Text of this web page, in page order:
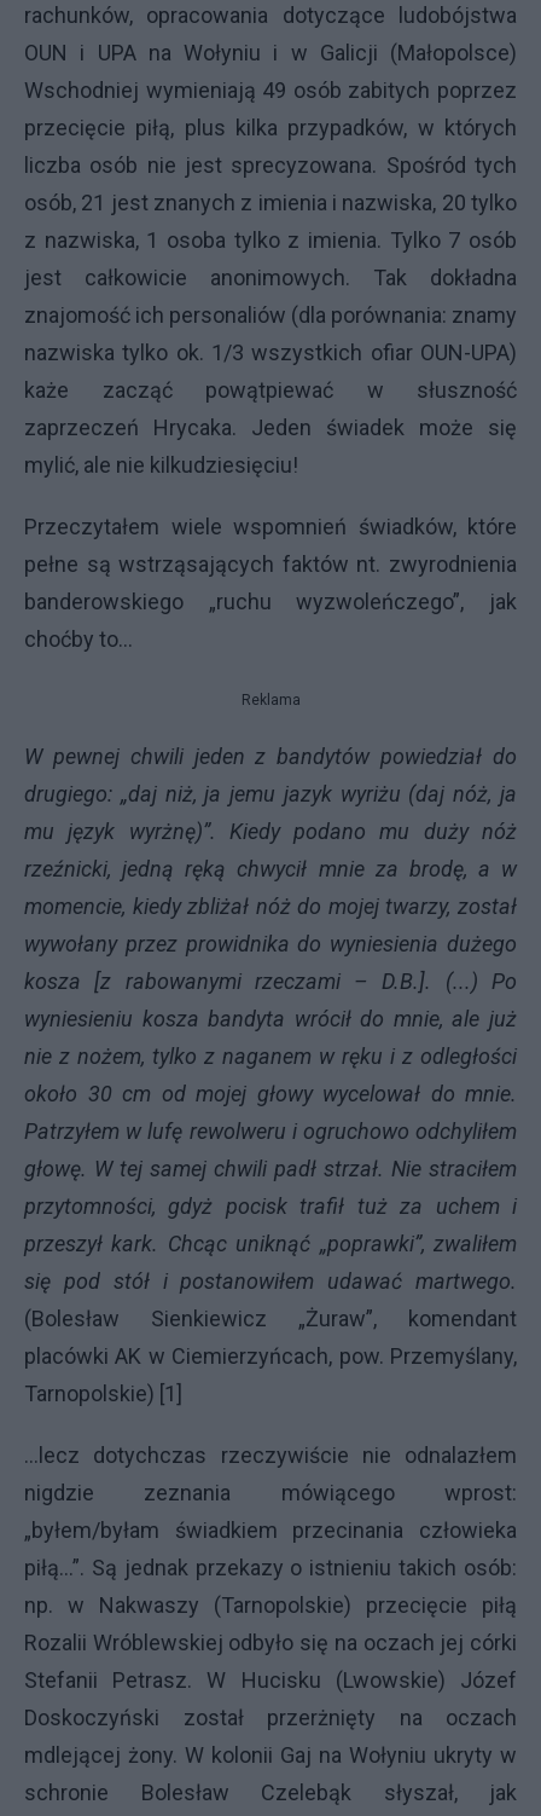
rachunków, opracowania dotyczące ludobójstwa
OUN i UPAna Wołyniu i w Galicji (Małopolsce)
Wschodniej wymieniają 49 osób zabitych poprzez
przecięcie piłą, plus kilka przypadków, w których
liczba osób nie jest sprecyzowana. Spośród tych
osób, 21 jest znanych z imienia i nazwiska, 20 tylko
z nazwiska, 1 osoba tylko z imienia. Tylko 7 osób
jest całkowicie anonimowych. Tak dokładna
znajomość ich personaliów (dla porównania: znamy
nazwiska tylko ok. 1/3 wszystkich ofiar OUN-UPA)
każe zacząć powątpiewać w słuszność
zaprzeczeń Hrycaka. Jeden świadek może się
mylić, ale nie kilkudziesięciu!
Przeczytałem wiele wspomnień świadków, które
pełne są wstrząsających faktów nt. zwyrodnienia
banderowskiego „ruchu wyzwoleńczego”, jak
choćby to…
Reklama
W pewnej chwili jeden z bandytów powiedział do
drugiego: „daj niż, ja jemu jazyk wyriżu (daj nóż, ja
mu język wyrżnę)”. Kiedy podano mu duży nóż
rzeźnicki, jedną ręką chwycił mnie za brodę, a w
momencie, kiedy zbliżał nóż do mojej twarzy, został
wywołany przez prowidnika do wyniesienia dużego
kosza [z rabowanymi rzeczami – D.B.]. (...) Po
wyniesieniu kosza bandyta wrócił do mnie, ale już
nie z nożem, tylko z naganem w ręku i z odległości
około 30 cm od mojej głowy wycelował do mnie.
Patrzyłem w lufę rewolweru i ogruchowo odchyliłem
głowę. W tej samej chwili padł strzał. Nie straciłem
przytomności, gdyż pocisk trafił tuż za uchem i
przeszył kark. Chcąc uniknąć „poprawki”, zwaliłem
się pod stół i postanowiłem udawać martwego.
(Bolesław Sienkiewicz „Żuraw”, komendant
placówki AK w Ciemierzyńcach, pow. Przemyślany,
Tarnopolskie) [1]
...lecz dotychczas rzeczywiście nie odnalazłem
nigdzie zeznania mówiącego wprost:
„byłem/byłam świadkiem przecinania człowieka
piłą...”. Są jednak przekazy o istnieniu takich osób:
np. w Nakwaszy (Tarnopolskie) przecięcie piłą
Rozalii Wróblewskiej odbyło się na oczach jej córki
Stefanii Petrasz. W Hucisku (Lwowskie) Józef
Doskoczyński został przerżnięty na oczach
mdlejącej żony. W kolonii Gaj na Wołyniu ukryty w
schronie Bolesław Czelebąk słyszał, jak